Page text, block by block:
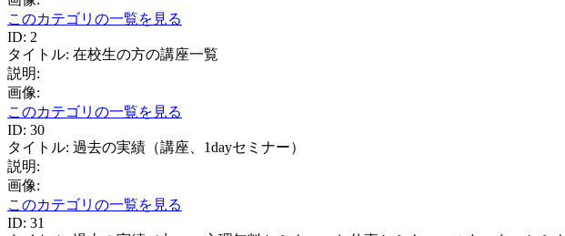
このカテゴリの一覧を見る
ID: 2
タイトル: 在校生の方の講座一覧
説明:
画像:
このカテゴリの一覧を見る
ID: 30
タイトル: 過去の実績（講座、1dayセミナー）
説明:
画像:
このカテゴリの一覧を見る
ID: 31